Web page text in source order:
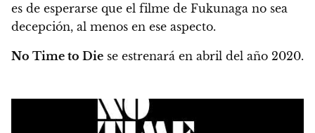
es de esperarse que el filme de Fukunaga no sea
decepción, al menos en ese aspecto.
No Time to Die se estrenará en abril del año 2020.